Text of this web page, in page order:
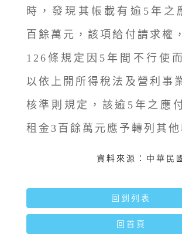
時，發現其帳載有逾5年之
百餘萬元，該項給付請求權
126條規定因5年間不行使
以依上開所得稅法及營利事
核準則規定，該逾5年之應
租金3百餘萬元應予轉列其他
資料來源：中華民
回到列表
回首頁